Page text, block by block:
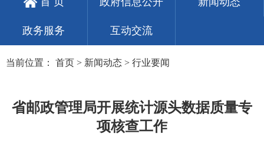
政务服务 互动交流
当前位置： 首页 > 新闻动态 > 行业要闻
省邮政管理局开展统计源头数据质量专
项核查工作